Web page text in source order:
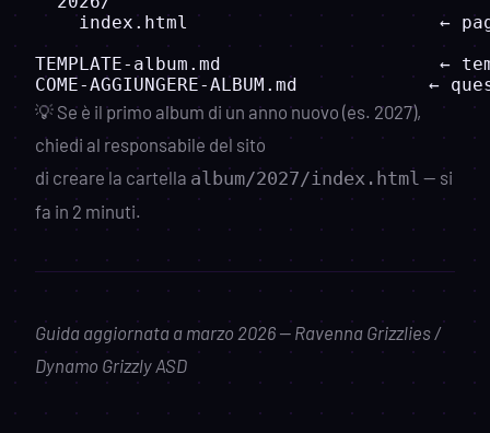
index.html                       ←
TEMPLATE-album.md                    ←
💡 Se è il primo album di un anno nuovo (es. 2027),
chiedi al responsabile del sito
di creare la cartella album/2027/index.html — si
fa in 2 minuti.
Guida aggiornata a marzo 2026 — Ravenna Grizzlies /
Dynamo Grizzly ASD